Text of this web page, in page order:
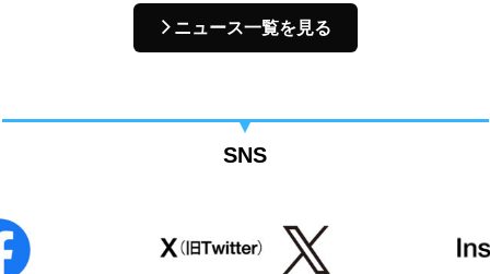
ニュース一覧を見る
SNS